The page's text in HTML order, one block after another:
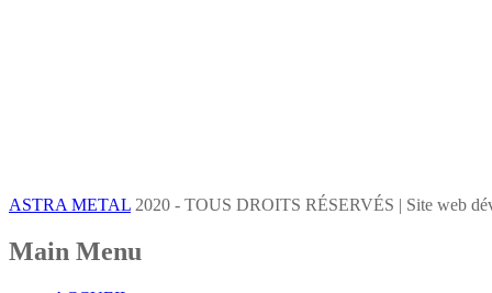
ASTRA METAL 2020 - TOUS DROITS RÉSERVÉS | Site web
Main Menu